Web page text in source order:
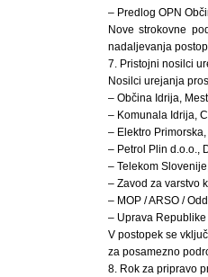
– Predlog OPN
Nove strokovne
nadaljevanja
7. Pristojni nosilci
Nosilci urejanja
– Občina Idrija,
– Komunala Idrija,
– Elektro
– Petrol Plin d.o.o.,
– Telekom
– Zavod za varstvo
– MOP / ARSO /
– Uprava
V postopek se
za posamezno
8. Rok za pripravo